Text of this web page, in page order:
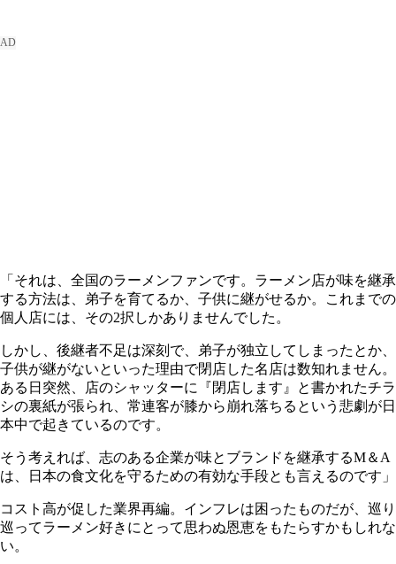
「それは、全国のラーメンファンです。ラーメン店が味を継承
する方法は、弟子を育てるか、子供に継がせるか。これまでの
個人店には、その2択しかありませんでした。
しかし、後継者不足は深刻で、弟子が独立してしまったとか、
子供が継がないといった理由で閉店した名店は数知れません。
ある日突然、店のシャッターに『閉店します』と書かれたチラ
シの裏紙が張られ、常連客が膝から崩れ落ちるという悲劇が日
本中で起きているのです。
そう考えれば、志のある企業が味とブランドを継承するM＆A
は、日本の食文化を守るための有効な手段とも言えるのです」
コスト高が促した業界再編。インフレは困ったものだが、巡り
巡ってラーメン好きにとって思わぬ恩恵をもたらすかもしれな
い。